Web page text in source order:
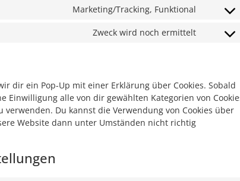
Marketing/Tracking, Funktional
Zweck wird noch ermittelt
dir ein Pop-Up mit einer Erklärung über Cookies. Sobald
Einwilligung alle von dir gewählten Kategorien von
Du kannst die Verwendung von Cookies über
Website dann unter Umständen nicht richtig